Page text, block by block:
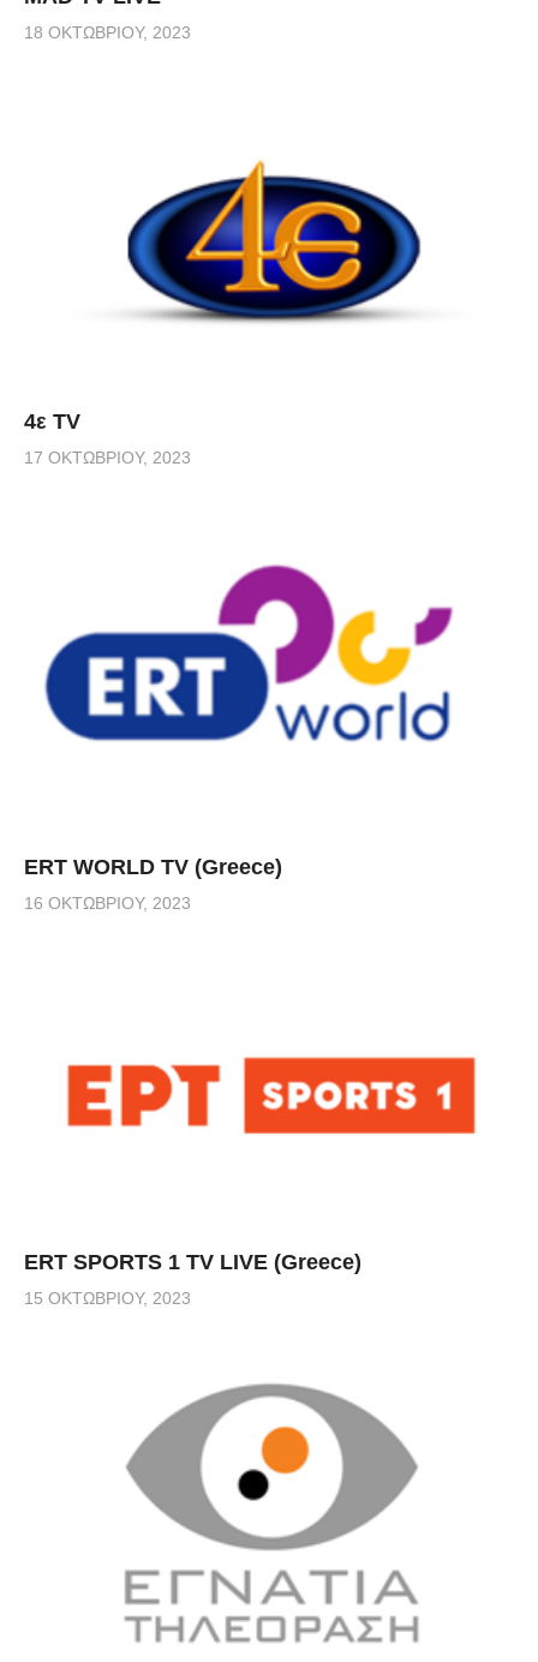
18 ΟΚΤΩΒΡΊΟΥ, 2023
4ε TV
17 ΟΚΤΩΒΡΊΟΥ, 2023
ERT WORLD TV (Greece)
16 ΟΚΤΩΒΡΊΟΥ, 2023
ERT SPORTS 1 TV LIVE (Greece)
15 ΟΚΤΩΒΡΊΟΥ, 2023